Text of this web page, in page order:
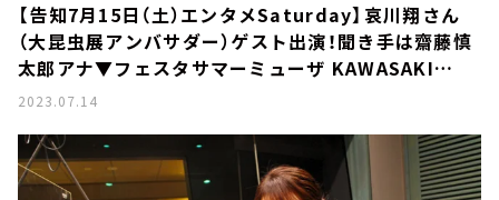
【告知7月15日（土）エンタメSaturday】哀川翔さん
（大昆虫展アンバサダー）ゲスト出演！聞き手は齋藤慎
太郎アナ▼フェスタサマーミューザ KAWASAKI
2023情報▼プロマジシャン渋谷慶太さんが「魔法使い
2023.07.14